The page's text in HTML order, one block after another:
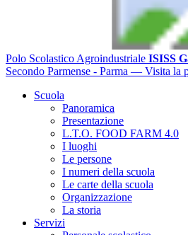
Polo Scolastico Agroindustriale ISISS
Secondo Parmense - Parma — Visita la
Scuola
Panoramica
Presentazione
L.T.O. FOOD FARM 4.0
I luoghi
Le persone
I numeri della scuola
Le carte della scuola
Organizzazione
La storia
Servizi